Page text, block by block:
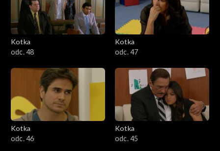
Kotka
odc. 48
Kotka
odc. 47
Kotka
odc. 46
Kotka
odc. 45